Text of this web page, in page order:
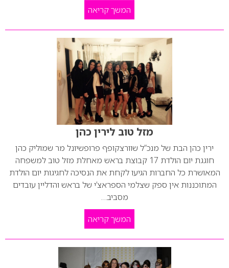
המשך קריאה
מזל טוב לירין כהן
ירין כהן הבת של מנכ”ל שוורצקופף פרופשיונל מר שמוליק כהן
חוגגת יום הולדת 17 קבוצת בראש מאחלת מזל טוב למשפחה
המאושרת כל החברות הגיעו לקחת את הנסיכה לחגיגות יום הולדת
המתוכננות אין ספק שצלמי הספראצ’י של בראש והדליין עובדים
מסביב…
המשך קריאה